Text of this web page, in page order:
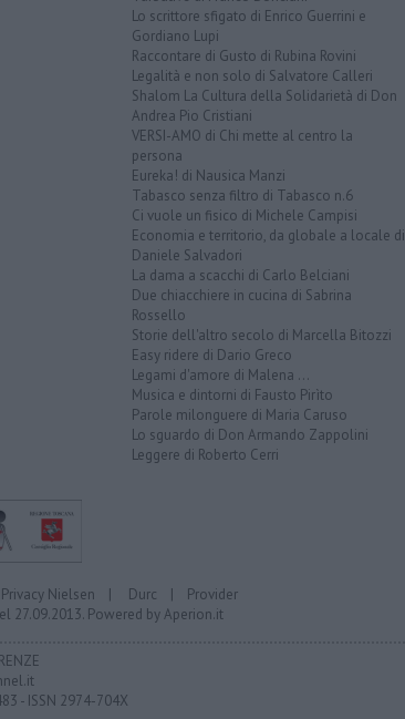
Lo scrittore sfigato di Enrico Guerrini e
Gordiano Lupi
Raccontare di Gusto di Rubina Rovini
Legalità e non solo di Salvatore Calleri
Shalom La Cultura della Solidarietà di Don
Andrea Pio Cristiani
VERSI-AMO di Chi mette al centro la
persona
Eureka! di Nausica Manzi
Tabasco senza filtro di Tabasco n.6
Ci vuole un fisico di Michele Campisi
Economia e territorio, da globale a locale di
Daniele Salvadori
La dama a scacchi di Carlo Belciani
Due chiacchiere in cucina di Sabrina
Rossello
Storie dell'altro secolo di Marcella Bitozzi
Easy ridere di Dario Greco
Legami d'amore di Malena ...
Musica e dintorni di Fausto Pirìto
Parole milonguere di Maria Caruso
Lo sguardo di Don Armando Zappolini
Leggere di Roberto Cerri
Privacy Nielsen | Durc | Provider
27.09.2013. Powered byAperion.it
- ISSN 2974-704X